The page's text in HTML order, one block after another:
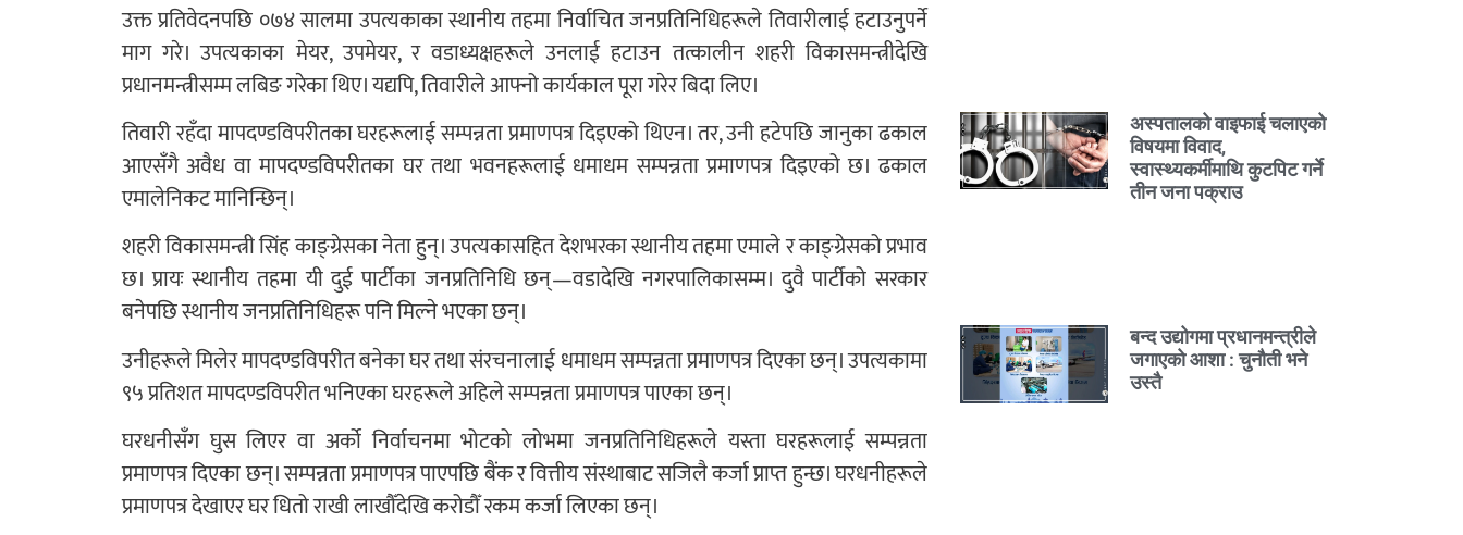
उक्त प्रतिवेदनपछि ०७४ सालमा उपत्यकाका स्थानीय तहमा निर्वाचित जनप्रतिनिधिहरूले तिवारीलाई हटाउनुपर्ने
माग गरे। उपत्यकाका मेयर, उपमेयर, र वडाध्यक्षहरूले उनलाई हटाउन तत्कालीन शहरी विकासमन्त्रीदेखि
प्रधानमन्त्रीसम्म लबिङ गरेका थिए। यद्यपि, तिवारीले आफ्नो कार्यकाल पूरा गरेर बिदा लिए।
तिवारी रहँदा मापदण्डविपरीतका घरहरूलाई सम्पन्नता प्रमाणपत्र दिइएको थिएन। तर, उनी हटेपछि जानुका ढकाल
आएसँगै अवैध वा मापदण्डविपरीतका घर तथा भवनहरूलाई धमाधम सम्पन्नता प्रमाणपत्र दिइएको छ। ढकाल
एमालेनिकट मानिन्छिन्।
शहरी विकासमन्त्री सिंह काङ्ग्रेसका नेता हुन्। उपत्यकासहित देशभरका स्थानीय तहमा एमाले र काङ्ग्रेसको प्रभाव
छ। प्रायः स्थानीय तहमा यी दुई पार्टीका जनप्रतिनिधि छन्—वडादेखि नगरपालिकासम्म। दुवै पार्टीको सरकार
बनेपछि स्थानीय जनप्रतिनिधिहरू पनि मिल्ने भएका छन्।
उनीहरूले मिलेर मापदण्डविपरीत बनेका घर तथा संरचनालाई धमाधम सम्पन्नता प्रमाणपत्र दिएका छन्। उपत्यकामा
९५ प्रतिशत मापदण्डविपरीत भनिएका घरहरूले अहिले सम्पन्नता प्रमाणपत्र पाएका छन्।
घरधनीसँग घुस लिएर वा अर्को निर्वाचनमा भोटको लोभमा जनप्रतिनिधिहरूले यस्ता घरहरूलाई सम्पन्नता
प्रमाणपत्र दिएका छन्। सम्पन्नता प्रमाणपत्र पाएपछि बैंक र वित्तीय संस्थाबाट सजिलै कर्जा प्राप्त हुन्छ। घरधनीहरूले
प्रमाणपत्र देखाएर घर धितो राखी लाखौँदेखि करोडौँ रकम कर्जा लिएका छन्।
अस्पतालको वाइफाई चलाएको
विषयमा विवाद,
स्वास्थ्यकर्मीमाथि कुटपिट गर्ने
तीन जना पक्राउ
बन्द उद्योगमा प्रधानमन्त्रीले
जगाएको आशा : चुनौती भने
उस्तै